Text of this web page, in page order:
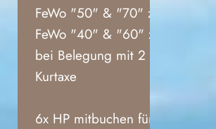
FeWo "50" & "70" zu € 1119,00
FeWo "40" & "60" zu € 1378,00
bei Belegung mit 2 Personen
Kurtaxe
6x HP mitbuchen für nur €